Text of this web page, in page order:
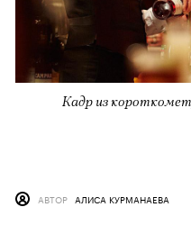
Кадр из
АВТОР АЛИСА КУРМАНАЕВА